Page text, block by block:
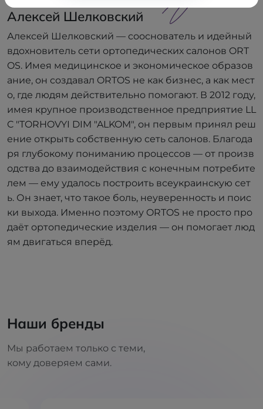
Алексей Шелковский
Алексей Шелковский — сооснователь и идейный
вдохновитель сети ортопедических салонов ORT
OS. Имея медицинское и экономическое образов
ание, он создавал ORTOS не как бизнес, а как мест
о, где людям действительно помогают. В 2012 году,
имея крупное производственное предприятие LL
C "TORHOVYI DIM "ALKOM", он первым принял реш
ение открыть собственную сеть салонов. Благода
ря глубокому пониманию процессов — от произв
одства до взаимодействия с конечным потребите
лем — ему удалось построить всеукраинскую сет
ь. Он знает, что такое боль, неуверенность и поис
ки выхода. Именно поэтому ORTOS не просто про
даёт ортопедические изделия — он помогает люд
ям двигаться вперёд.
Наши бренды
Мы работаем только с теми,
кому доверяем сами.